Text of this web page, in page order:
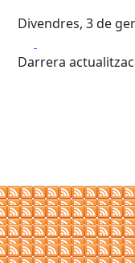
Divendres, 3 de
Darrera